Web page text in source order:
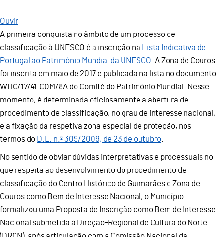
Ouvir
A primeira conquista no âmbito de um processo de
classificação à UNESCO é a inscrição na
Lista Indicativa de
Portugal ao Património Mundial da UNESCO . A Zona de Couros
foi inscrita em maio de 2017 e publicada na lista no documento
WHC/17/41.COM/8A do Comité do Património Mundial. Nesse
momento, é determinada oficiosamente a abertura de
procedimento de classificação, no grau de interesse nacional,
e a fixação da respetiva zona especial de proteção, nos
termos do D.L. n.º 309/2009, de 23 de outubro
No sentido de obviar dúvidas interpretativas e processuais no
que respeita ao desenvolvimento do procedimento de
classificação do Centro Histórico de Guimarães e Zona de
Couros como Bem de Interesse Nacional, o Município
formalizou uma Proposta de Inscrição como Bem de Interesse
Nacional submetida à Direção-Regional de Cultura do Norte